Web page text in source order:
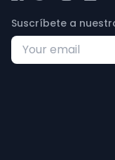
Suscríbete a